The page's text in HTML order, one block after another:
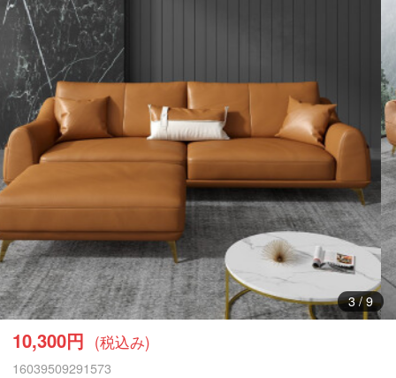
3/9
10,300円 (税込み)
16039509291573